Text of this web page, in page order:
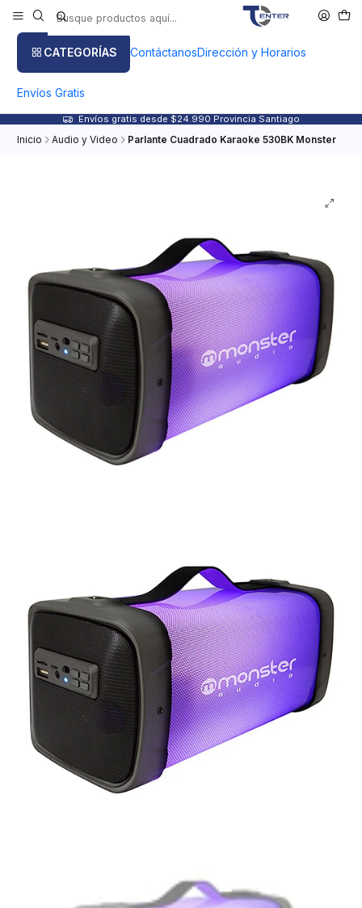
CATEGORÍAS ContáctanosDirección y Horarios
Envíos Gratis
Envíos gratis desde $24.990 Provincia Santiago
Inicio Audio y Video Parlante Cuadrado Karaoke 530BK Monster